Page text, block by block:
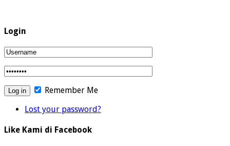
Login
Remember Me
Lost your password?
Like Kami di Facebook